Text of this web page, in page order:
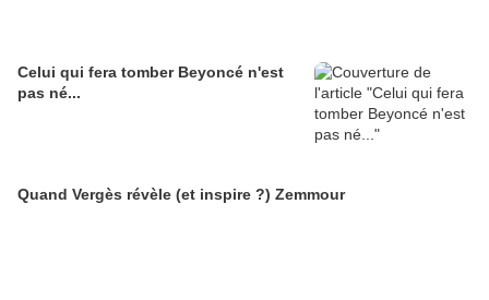
Celui qui fera tomber Beyoncé n'est
pas né...
Quand Vergès révèle (et inspire ?) Zemmour